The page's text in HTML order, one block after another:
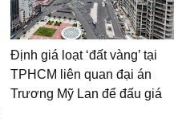
Định giá loạt ‘đất vàng’ tại
TPHCM liên quan đại án
Trương Mỹ Lan để đấu giá